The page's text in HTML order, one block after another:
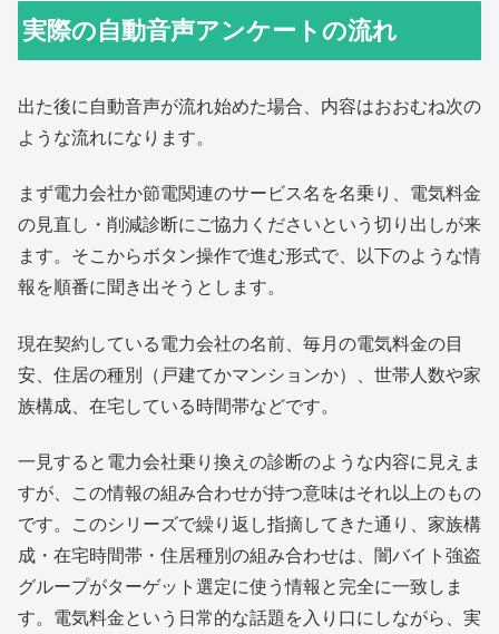
実際の自動音声アンケートの流れ
出た後に自動音声が流れ始めた場合、内容はおおむね次の
ような流れになります。
まず電力会社か節電関連のサービス名を名乗り、電気料金
の見直し・削減診断にご協力くださいという切り出しが来
ます。そこからボタン操作で進む形式で、以下のような情
報を順番に聞き出そうとします。
現在契約している電力会社の名前、毎月の電気料金の目
安、住居の種別（戸建てかマンションか）、世帯人数や家
族構成、在宅している時間帯などです。
一見すると電力会社乗り換えの診断のような内容に見えま
すが、この情報の組み合わせが持つ意味はそれ以上のもの
です。このシリーズで繰り返し指摘してきた通り、家族構
成・在宅時間帯・住居種別の組み合わせは、闇バイト強盗
グループがターゲット選定に使う情報と完全に一致しま
す。電気料金という日常的な話題を入り口にしながら、実